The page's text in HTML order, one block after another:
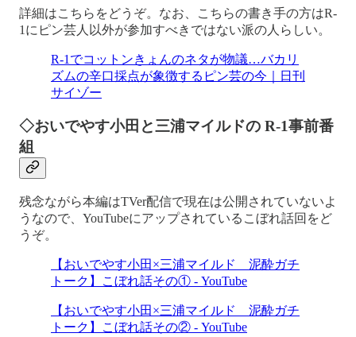
詳細はこちらをどうぞ。なお、こちらの書き手の方はR-
1にピン芸人以外が参加すべきではない派の人らしい。
R-1でコットンきょんのネタが物議…バカリ
ズムの辛口採点が象徴するピン芸の今｜日刊
サイゾー
◇おいでやす小田と三浦マイルドの R-1事前番
組
残念ながら本編はTVer配信で現在は公開されていないよ
うなので、YouTubeにアップされているこぼれ話回をど
うぞ。
【おいでやす小田×三浦マイルド 泥酔ガチ
トーク】こぼれ話その① - YouTube
【おいでやす小田×三浦マイルド 泥酔ガチ
トーク】こぼれ話その② - YouTube